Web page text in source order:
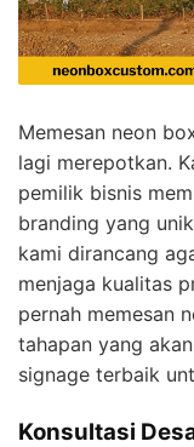
Memesan neon
lagi merepotkan.
pemilik bisnis
branding yang
kami dirancang
menjaga kualitas
pernah memesan
tahapan yang
signage terbaik
Konsultasi